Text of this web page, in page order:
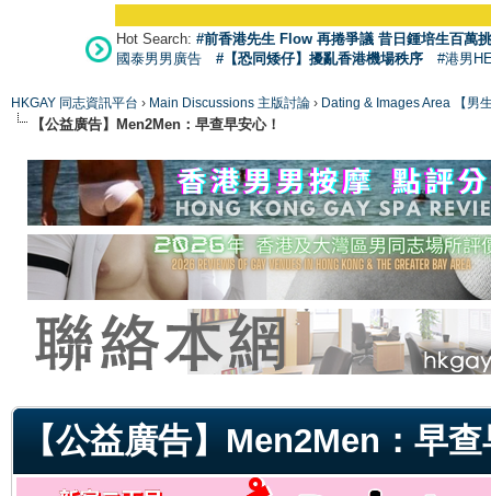
Hot Search: #前香港先生 Flow 再捲爭議 昔日鍾培生百萬
國泰男男廣告
#【恐同矮仔】擾亂香港機場秩序 #港男
HKGAY 同志資訊平台 › Main Discussions 主版討論 › Dating & Images Area 【男
【公益廣告】Men2Men：早查早安心！
【公益廣告】Men2Men：早